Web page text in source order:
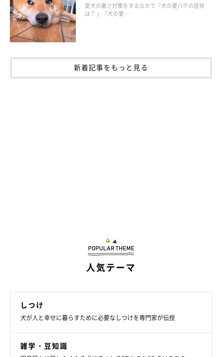
愛犬の暑さ対策をするなかで『犬の夏バテの症状
は？ 』『犬の夏 …
新着記事をもっと見る
人気テーマ
しつけ
犬が人と幸せに暮らすために必要なしつけを専門家が伝授
雑学・豆知識